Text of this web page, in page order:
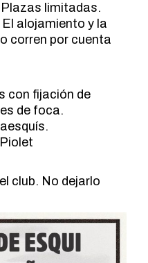
limitadas.
alojamiento y la
corren por cuenta
con fijación de
de foca.
club. No dejarlo